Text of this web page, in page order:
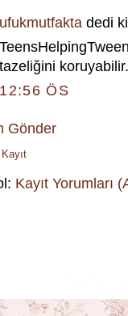
ufukmutfakta dedi
tazeliğini
12:56 ÖS
Gönder
Kayıt Yorumları